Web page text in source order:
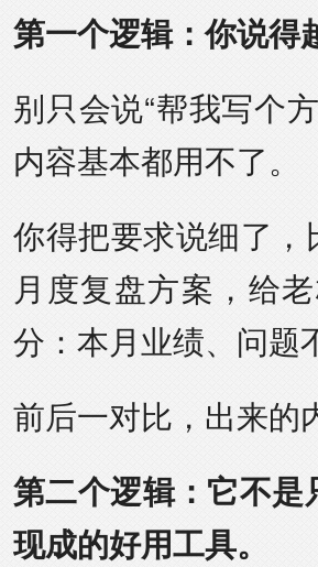
第一个逻辑：你说得
别只会说“帮我写个
内容基本都用不了。
你得把要求说细了
月度复盘方案，给
分：本月业绩、问题
前后一对比，出来的
第二个逻辑：它不
现成的好用工具。